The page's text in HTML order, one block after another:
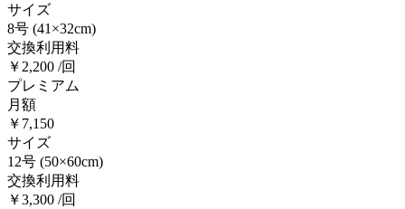
サイズ
8号 (41×32cm)
交換利用料
￥2,200 /回
プレミアム
月額
￥7,150
サイズ
12号 (50×60cm)
交換利用料
￥3,300 /回